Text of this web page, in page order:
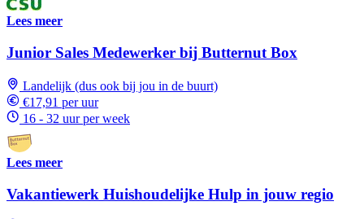
Lees meer
Junior Sales Medewerker bij Butternut Box
Landelijk (dus ook bij jou in de buurt)
€17,91 per uur
16 - 32 uur per week
Lees meer
Vakantiewerk Huishoudelijke Hulp in jouw regio